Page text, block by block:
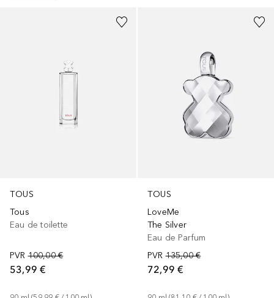
TOUS
Tous
Eau de toilette
PVR 100,00 €
53,99 €
TOUS
LoveMe
The Silver
Eau de Parfum
PVR 135,00 €
72,99 €